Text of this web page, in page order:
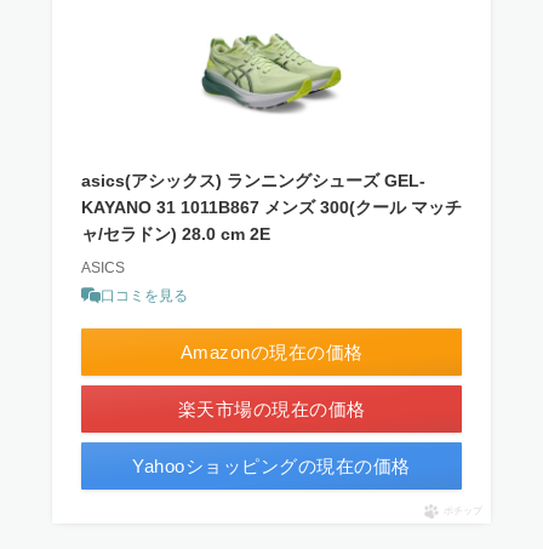
asics(アシックス) ランニングシューズ GEL-
KAYANO 31 1011B867 メンズ 300(クール マッチ
ャ/セラドン) 28.0 cm 2E
ASICS
口コミを見る
Amazonの現在の価格
楽天市場の現在の価格
Yahooショッピングの現在の価格
ポチップ